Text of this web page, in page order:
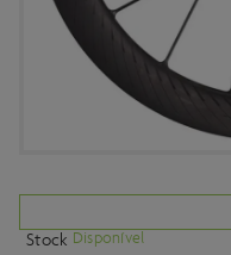
Stock Disponível